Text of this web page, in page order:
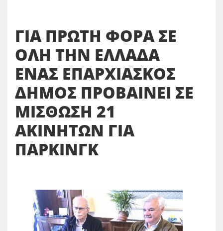
ΓΙΑ ΠΡΩΤΗ ΦΟΡΑ ΣΕ
ΟΛΗ ΤΗΝ ΕΛΛΑΔΑ
ΕΝΑΣ ΕΠΑΡΧΙΑΣΚΟΣ
ΔΗΜΟΣ ΠΡΟΒΑΙΝΕΙ ΣΕ
ΜΙΣΘΩΣΗ 21
ΑΚΙΝΗΤΩΝ ΓΙΑ
ΠΑΡΚΙΝΓΚ